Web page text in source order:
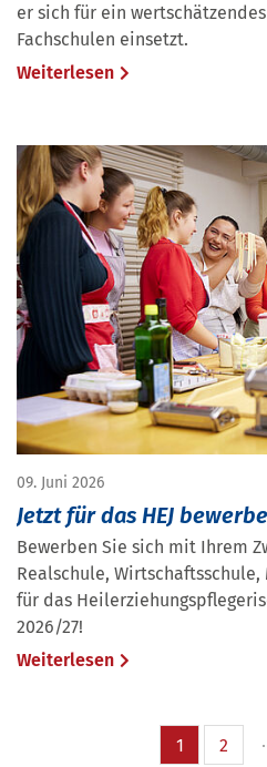
er sich für ein
Fachschulen einsetzt.
Weiterlesen
09. Juni 2026
Jetzt für das HEJ
Bewerben Sie sich mit Ihrem
Realschule,
für das
2026/27!
Weiterlesen
1 2